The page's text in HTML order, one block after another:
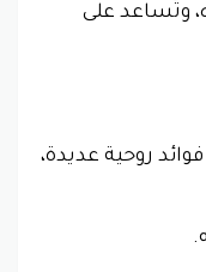
وتُساعد على
روحية عديدة،